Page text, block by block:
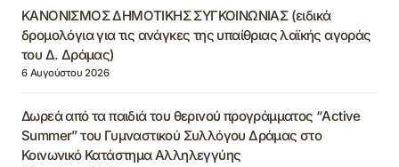
ΚΑΝΟΝΙΣΜΟΣ ΔΗΜΟΤΙΚΗΣ ΣΥΓΚΟΙΝΩΝΙΑΣ (ειδικά
δρομολόγια για τις ανάγκες της υπαίθριας λαϊκής αγοράς
του Δ. Δράμας)
6 Αυγούστου 2026
Δωρεά από τα παιδιά του θερινού προγράμματος “Active
Summer” του Γυμναστικού Συλλόγου Δράμας στο
Κοινωνικό Κατάστημα Αλληλεγγύης